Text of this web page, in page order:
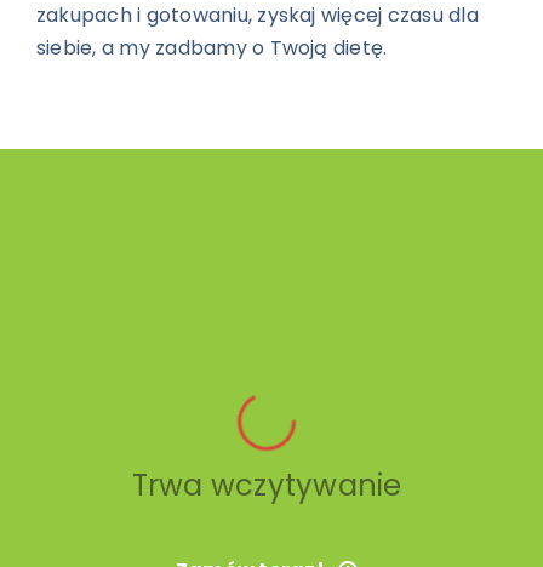
zakupach i gotowaniu, zyskaj więcej czasu dla
siebie, a my zadbamy o Twoją dietę.
Trwa wczytywanie